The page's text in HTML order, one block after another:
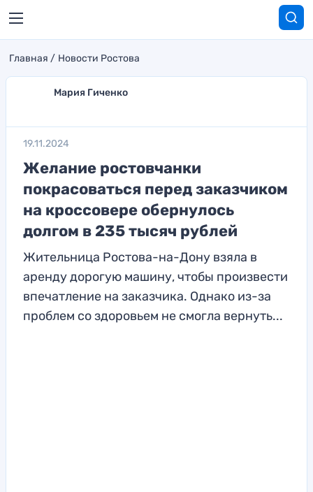
Главная Новости Ростова
Мария Гиченко
19.11.2024
Желание ростовчанки
покрасоваться перед заказчиком
на кроссовере обернулось
долгом в 235 тысяч рублей
Жительница Ростова-на-Дону взяла в
аренду дорогую машину, чтобы произвести
впечатление на заказчика. Однако из-за
проблем со здоровьем не смогла вернуть...